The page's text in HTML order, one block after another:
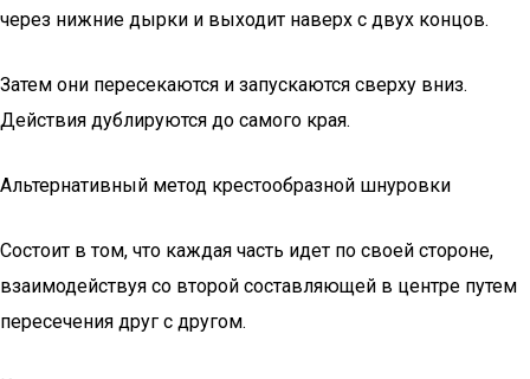
через нижние дырки и выходит наверх с двух концов.
Затем они пересекаются и запускаются сверху вниз.
Действия дублируются до самого края.
Альтернативный метод крестообразной шнуровки
Состоит в том, что каждая часть идет по своей стороне,
взаимодействуя со второй составляющей в центре путем
пересечения друг с другом.